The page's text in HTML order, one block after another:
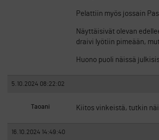
Pelattiin myös jossain
Näyttäisivät olevan
draivi lyötiin pimeään,
Huono puoli näissä
5.10.2024 08:22:02
Taoani Kiitos vinkeistä, tutkin
16.10.2024 14:49:40